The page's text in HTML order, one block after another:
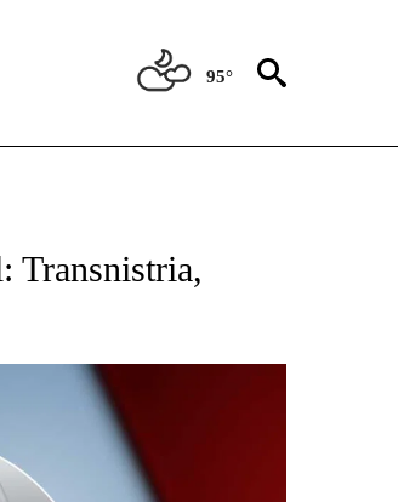
95°
PAGES ON "CNN - SPANISH".
Transnistria,